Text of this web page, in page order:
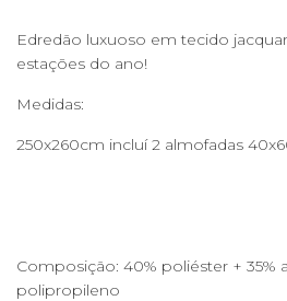
Edredão luxuoso em tecido
estações do ano!
Medidas:
250x260cm incluí 2 almofadas
Composição: 40% poliéster + 35%
polipropileno